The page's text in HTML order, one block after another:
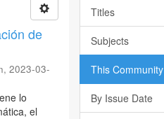
de
,2023-03-
lo
el
Titles
Subjects
This Community
By Issue Date